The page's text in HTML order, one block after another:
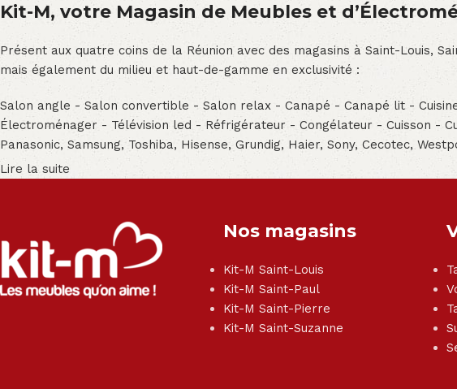
Kit-M, votre Magasin de Meubles et
Présent aux quatre coins de la Réunion avec des magasins à Saint-Louis,
mais également du milieu et haut-de-gamme en exclusivité :
Salon angle - Salon convertible - Salon relax - Canapé - Canapé lit -
Électroménager - Télévision led - Réfrigérateur - Congélateur - Cuisson -
Panasonic, Samsung, Toshiba, Hisense, Grundig, Haier, Sony, Cecotec,
Lire la suite
Nos magasins
Kit-M Saint-Louis
Kit-M Saint-Paul
Kit-M Saint-Pierre
Kit-M Saint-Suzanne